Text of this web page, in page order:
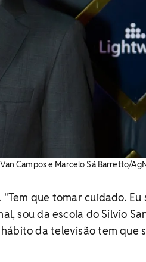
Campos e Marcelo Sá Barretto/
"Tem que tomar cuidado. Eu
sou da escola do Silvio
da televisão tem que